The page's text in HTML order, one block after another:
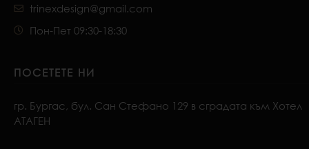
trinexdesign@gmail.com
Пон-Пет 09:30-18:30
ПОСЕТЕТЕ НИ
гр. Бургас, бул. Сан Стефано 129 в сградата към Хотел
АТАГЕН